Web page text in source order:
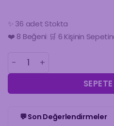
✨ 36 adet Stokta
❤️ 8 Beğeni
🔥 28 kişi İnceliyor
🛒 6 Kişinin
RODONİT KOLYE SİLİNDİR
💬 Son Değerlendirmeler